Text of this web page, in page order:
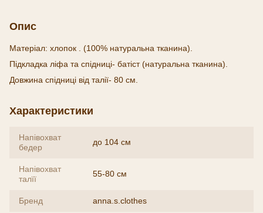
Опис
Матеріал: хлопок . (100% натуральна тканина).
Підкладка ліфа та спідниці- батіст (натуральна тканина).
Довжина спідниці від талії- 80 см.
Характеристики
Напівохват
бедер
до 104 см
Напівохват
талїї
55-80 см
Бренд anna.s.clothes